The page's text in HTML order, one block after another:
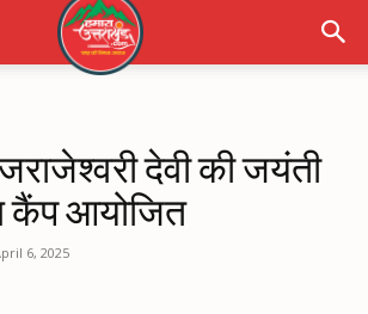
देवी की जयंती
कैंप आयोजित
6, 2025